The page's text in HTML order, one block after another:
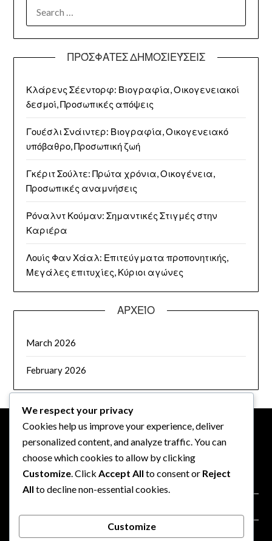
FOR:
ΠΡΌΣΦΑΤΕΣ ΔΗΜΟΣΙΕΎΣΕΙΣ
Κλάρενς Σέεντορφ: Βιογραφία, Οικογενειακοί
δεσμοί, Προσωπικές απόψεις
Γουέσλι Σνάιντερ: Βιογραφία, Οικογενειακό
υπόβαθρο, Προσωπική ζωή
Γκέριτ Σούλτε: Πρώτα χρόνια, Οικογένεια,
Προσωπικές αναμνήσεις
Ρόναλντ Κούμαν: Σημαντικές Στιγμές στην
Καριέρα
Λουίς Φαν Χάαλ: Επιτεύγματα προπονητικής,
Μεγάλες επιτυχίες, Κύριοι αγώνες
ΑΡΧΕΊΟ
March 2026
February 2026
ΝΟΜΙΚΆ
Πολιτική για cookies
Πολιτική προστασίας δεδομένων
We respect your privacy
Cookies help us improve your experience, deliver
personalized content, and analyze traffic. You can
choose which cookies to allow by clicking
Customize . Click Accept All to consent or Reject
All to decline non-essential cookies.
Customize